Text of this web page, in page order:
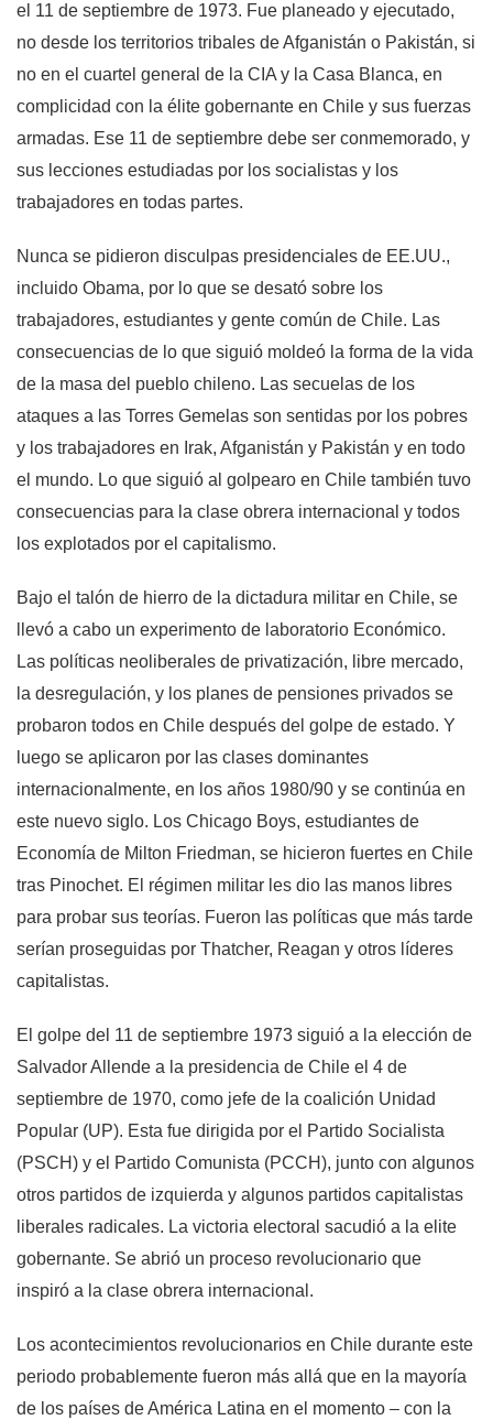
el 11 de septiembre de 1973. Fue planeado y ejecutado,
no desde los territorios tribales de Afganistán o Pakistán, si
no en el cuartel general de la CIA y la Casa Blanca, en
complicidad con la élite gobernante en Chile y sus fuerzas
armadas. Ese 11 de septiembre debe ser conmemorado, y
sus lecciones estudiadas por los socialistas y los
trabajadores en todas partes.
Nunca se pidieron disculpas presidenciales de EE.UU.,
incluido Obama, por lo que se desató sobre los
trabajadores, estudiantes y gente común de Chile. Las
consecuencias de lo que siguió moldeó la forma de la vida
de la masa del pueblo chileno. Las secuelas de los
ataques a las Torres Gemelas son sentidas por los pobres
y los trabajadores en Irak, Afganistán y Pakistán y en todo
el mundo. Lo que siguió al golpearo en Chile también tuvo
consecuencias para la clase obrera internacional y todos
los explotados por el capitalismo.
Bajo el talón de hierro de la dictadura militar en Chile, se
llevó a cabo un experimento de laboratorio Económico.
Las políticas neoliberales de privatización, libre mercado,
la desregulación, y los planes de pensiones privados se
probaron todos en Chile después del golpe de estado. Y
luego se aplicaron por las clases dominantes
internacionalmente, en los años 1980/90 y se continúa en
este nuevo siglo. Los Chicago Boys, estudiantes de
Economía de Milton Friedman, se hicieron fuertes en Chile
tras Pinochet. El régimen militar les dio las manos libres
para probar sus teorías. Fueron las políticas que más tarde
serían proseguidas por Thatcher, Reagan y otros líderes
capitalistas.
El golpe del 11 de septiembre 1973 siguió a la elección de
Salvador Allende a la presidencia de Chile el 4 de
septiembre de 1970, como jefe de la coalición Unidad
Popular (UP). Esta fue dirigida por el Partido Socialista
(PSCH) y el Partido Comunista (PCCH), junto con algunos
otros partidos de izquierda y algunos partidos capitalistas
liberales radicales. La victoria electoral sacudió a la elite
gobernante. Se abrió un proceso revolucionario que
inspiró a la clase obrera internacional.
Los acontecimientos revolucionarios en Chile durante este
periodo probablemente fueron más allá que en la mayoría
de los países de América Latina en el momento – con la